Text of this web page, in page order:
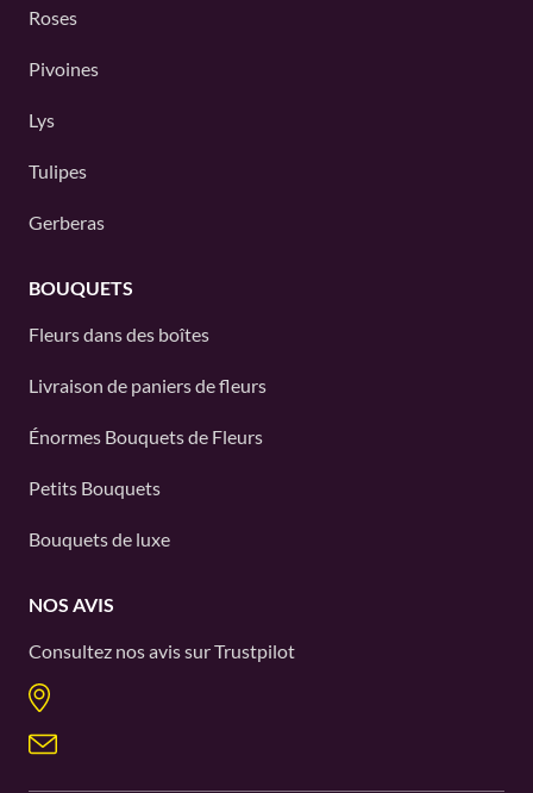
Roses
Pivoines
Lys
Tulipes
Gerberas
BOUQUETS
Fleurs dans des boîtes
Livraison de paniers de fleurs
Énormes Bouquets de Fleurs
Petits Bouquets
Bouquets de luxe
NOS AVIS
Consultez nos avis surTrustpilot